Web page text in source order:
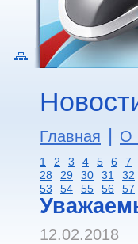
Главная | О
1 2 3 4 5 6 7
28
29 30 31 32
53
54 55 56 57
12.02.2018